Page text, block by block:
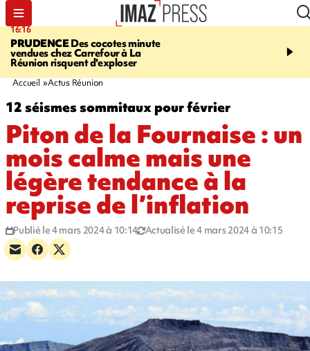
16:16
PRUDENCEDes cocotes minute
vendues chez Carrefour à La
Réunion risquent d'exploser
20:06
l'Asie, mort d'une
Accueil Actus Réunion
12 séismes sommitaux pour février
Piton de la Fournaise : un
mois calme mais une
légère tendance à la
reprise de l’inflation
Publié le 4 mars 2024 à 10:14 Actualisé le 4 mars 2024 à 10:15